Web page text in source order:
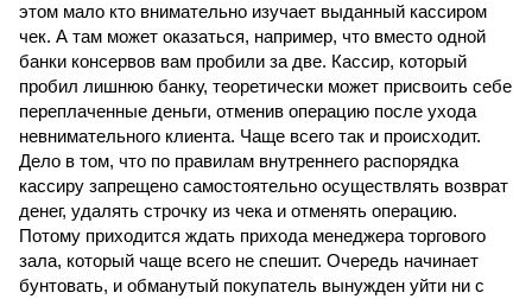
этом мало кто внимательно изучает выданный кассиром
чек. А там может оказаться, например, что вместо одной
банки консервов вам пробили за две. Кассир, который
пробил лишнюю банку, теоретически может присвоить себе
переплаченные деньги, отменив операцию после ухода
невнимательного клиента. Чаще всего так и происходит.
Дело в том, что по правилам внутреннего распорядка
кассиру запрещено самостоятельно осуществлять возврат
денег, удалять строчку из чека и отменять операцию.
Потому приходится ждать прихода менеджера торгового
зала, который чаще всего не спешит. Очередь начинает
бунтовать, и обманутый покупатель вынужден уйти ни с